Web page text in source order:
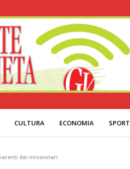
CULTURA ECONOMIA SPORT
dei missionari